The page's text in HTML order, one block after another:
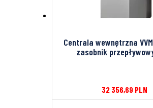
Centrala wewnętrzna
zasobnik
32 356,69 PLN